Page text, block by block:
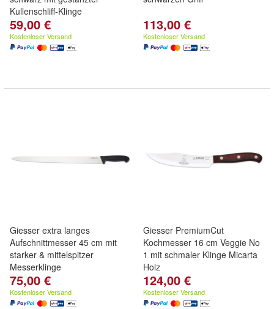
Kullenschliff-Klinge
59,00 €
Kostenloser Versand
113,00 €
Kostenloser Versand
Giesser extra langes
Aufschnittmesser 45 cm mit
starker & mittelspitzer
Messerklinge
75,00 €
Kostenloser Versand
Giesser PremiumCut
Kochmesser 16 cm Veggie No
1 mit schmaler Klinge Micarta
Holz
124,00 €
Kostenloser Versand